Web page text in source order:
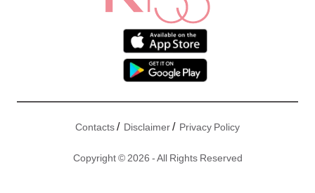
Contacts/ Disclaimer/ Privacy Policy
Copyright © 2026 - All Rights Reserved